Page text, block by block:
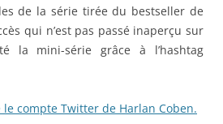
de la série tirée du bestseller de
qui n’est pas passé inaperçu sur
la mini-série grâce à l’hashtag
compte Twitter de Harlan Coben.